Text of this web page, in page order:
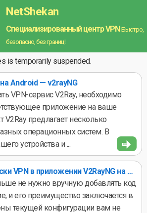
NetShekan
Специализированный центр VPN Быстро,
безопасно, без границ!
is temporarily suspended.
Android — v2rayNG
VPN-сервис V2Ray, необходимо
приложение на ваше
V2Ray предлагает несколько
операционных систем. В
устройства и ...
Настройка подписки VPN в приложении V2RayNG на Android
не нужно вручную добавлять код
и его преимущество заключается в
текущей конфигурации вам не